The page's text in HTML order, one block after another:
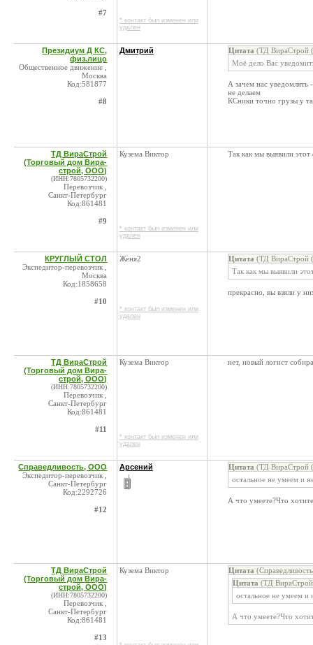
#7
* контакт был изменен или
удален
Президиум Д КС,
физ.лицо
Общественное движение ,
Москва
Код:581877
#8
Дмитрий Цитата (ТД ВираСтрой
Моё дело Вас
А зачем нас уведомлять
не делаем
КСники точно грузы у
ТД ВираСтрой
(Торговый дом Вира-
строй, ООО)
(ИНН:7805732200)
Перевозчик ,
Санкт-Петербург
Код:861481
#9
Кузема Виктор
* контакт был изменен или
удален
Так как мы выявили
КРУГЛЫЙ СТОЛ
Экспедитор-перевозчик ,
Москва
Код:1858658
#10
Женя2
* контакт был изменен или
удален
Цитата (ТД ВираСтрой
Так как мы выявили
прекрасно, вы взяли у
ТД ВираСтрой
(Торговый дом Вира-
строй, ООО)
(ИНН:7805732200)
Перевозчик ,
Санкт-Петербург
Код:861481
#11
Кузема Виктор
* контакт был изменен или
удален
нет, новый логист
Справедливость, ООО
Экспедитор-перевозчик ,
Санкт-Петербург
Код:2292726
#12
Арсений Цитата (ТД ВираСтрой
остальное не умеем и
А что умеете?Что
ТД ВираСтрой
(Торговый дом Вира-
строй, ООО)
(ИНН:7805732200)
Перевозчик ,
Санкт-Петербург
Код:861481
#13
Кузема Виктор Цитата
Цитата (ТД
остальное не умеем и
А что умеете?Что